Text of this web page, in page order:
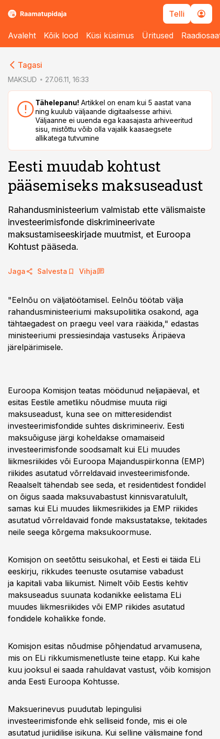
Telli
Avaleht Kõik lood Küsi küsimus Üritused
Tagasi
MAKSUD 27.06.11, 16:33
Tähelepanu! Artikkel on enam kui 5 aastat vana
ning kuulub väljaande digitaalsesse arhiivi.
Väljaanne ei uuenda ega kaasajasta arhiveeritud
sisu, mistõttu võib olla vajalik kaasaegsete
allikatega tutvumine
Eesti muudab kohtust
pääsemiseks maksuseadust
Rahandusministeerium valmistab ette välismaiste
investeerimisfonde diskrimineerivate
maksustamiseeskirjade muutmist, et Euroopa
Kohtust pääseda.
Jaga Salvesta Vihja
"Eelnõu on väljatöötamisel. Eelnõu töötab välja
rahandusministeeriumi maksupoliitika osakond, aga
tähtaegadest on praegu veel vara rääkida," edastas
ministeeriumi pressiesindaja vastuseks Äripäeva
järelpärimisele.
Euroopa Komisjon teatas möödunud neljapäeval, et
esitas Eestile ametliku nõudmise muuta riigi
maksuseadust, kuna see on mitteresidendist
investeerimisfondide suhtes diskrimineeriv. Eesti
maksuõiguse järgi koheldakse omamaiseid
investeerimisfonde soodsamalt kui ELi muudes
liikmesriikides või Euroopa Majanduspiirkonna (EMP)
riikides asutatud võrreldavaid investeerimisfonde.
Reaalselt tähendab see seda, et residentidest fondidel
on õigus saada maksuvabastust kinnisvaratulult,
samas kui ELi muudes liikmesriikides ja EMP riikides
asutatud võrreldavaid fonde maksustatakse, tekitades
neile seega kõrgema maksukoormuse.
Komisjon on seetõttu seisukohal, et Eesti ei täida ELi
eeskirju, rikkudes teenuste osutamise vabadust
ja kapitali vaba liikumist. Nimelt võib Eestis kehtiv
maksuseadus suunata kodanikke eelistama ELi
muudes liikmesriikides või EMP riikides asutatud
fondidele kohalikke fonde.
Komisjon esitas nõudmise põhjendatud arvamusena,
mis on ELi rikkumismenetluste teine etapp. Kui kahe
kuu jooksul ei saada rahuldavat vastust, võib komisjon
anda Eesti Euroopa Kohtusse.
Maksuerinevus puudutab lepingulisi
investeerimisfonde ehk selliseid fonde, mis ei ole
asutatud juriidilise isikuna. Kui selline välismaine fond